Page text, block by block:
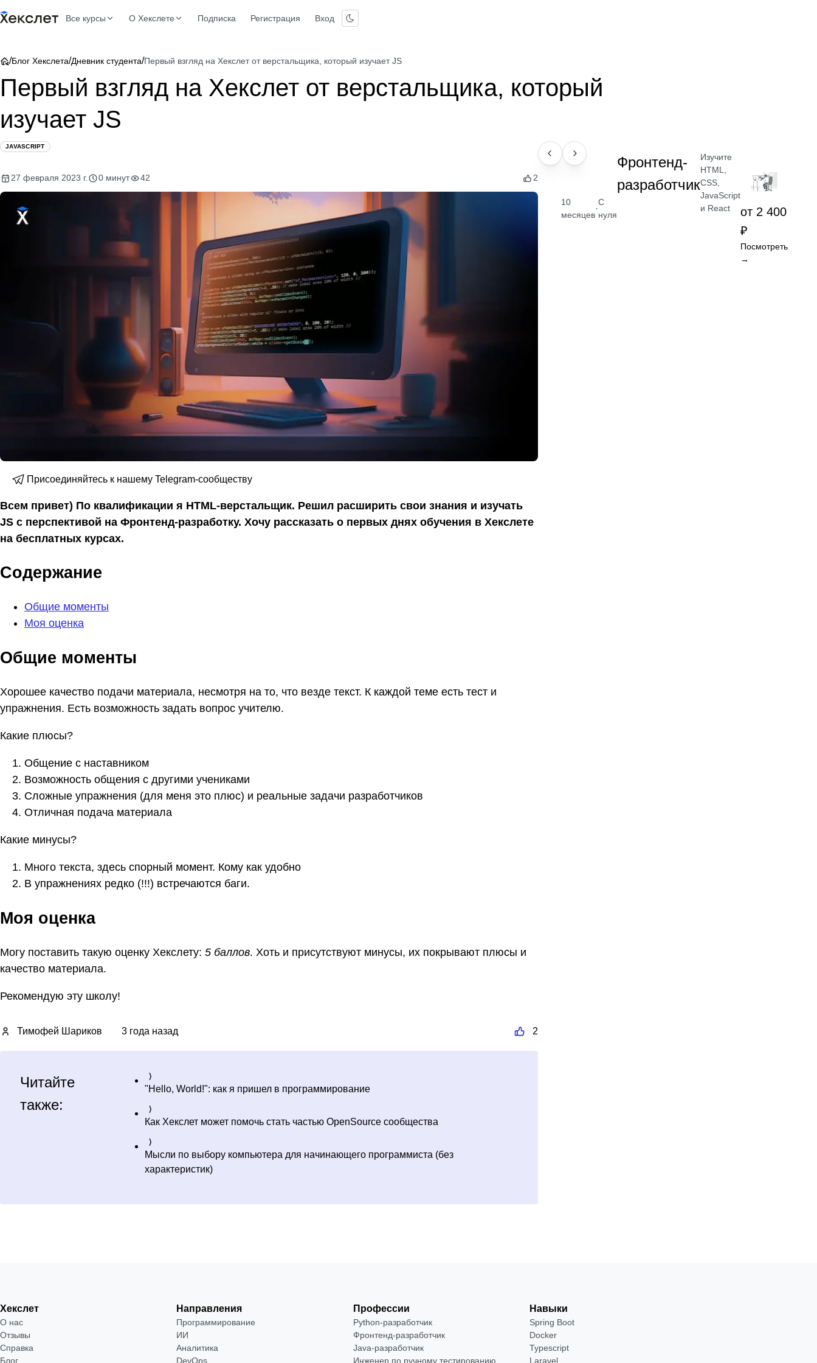
Все курсы О Хекслете Подписка Регистрация Вход
/Блог Хекслета/Дневник студента/Первый взгляд на Хекслет от верстальщика, который изучает JS
Первый взгляд на Хекслет от верстальщика, который
изучает JS
JAVASCRIPT
27 февраля 2023 г. 0 минут 42 2
Присоединяйтесь к нашему Telegram-сообществу
Всем привет) По квалификации я HTML-верстальщик. Решил расширить свои знания и изучать
JS с перспективой на Фронтенд-разработку. Хочу рассказать о первых днях обучения в Хекслете
на бесплатных курсах.
Содержание
Общие моменты
Моя оценка
Общие моменты
Хорошее качество подачи материала, несмотря на то, что везде текст. К каждой теме есть тест и
упражнения. Есть возможность задать вопрос учителю.
Какие плюсы?
Общение с наставником
Возможность общения с другими учениками
Сложные упражнения (для меня это плюс) и реальные задачи разработчиков
Отличная подача материала
Какие минусы?
Много текста, здесь спорный момент. Кому как удобно
В упражнениях редко (!!!) встречаются баги.
Моя оценка
Могу поставить такую оценку Хекслету: 5 баллов. Хоть и присутствуют минусы, их покрывают плюсы и
качество материала.
Рекомендую эту школу!
Тимофей Шариков 3 года назад 2
Читайте
также:
"Hello, World!": как я пришел в программирование
Как Хекслет может помочь стать частью OpenSource сообщества
Мысли по выбору компьютера для начинающего программиста (без
характеристик)
ПРОФЕССИЯ
10
месяцев
·
С
нуля
Фронтенд-
разработчик
Изучите
HTML,
CSS,
JavaScript
и React
от 2 400
₽
Посмотреть
→
Хекслет
О нас
Отзывы
Справка
Блог
Направления
Программирование
ИИ
Аналитика
DevOps
Профессии
Python-разработчик
Фронтенд-разработчик
Java-разработчик
Инженер по ручному тестированию
Навыки
Spring Boot
Docker
Typescript
Laravel